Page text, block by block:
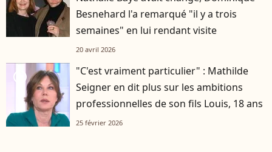
Besnehard l'a remarqué "il y a trois
semaines" en lui rendant visite
20 avril 2026
player2
"C'est vraiment particulier" : Mathilde
Seigner en dit plus sur les ambitions
professionnelles de son fils Louis, 18 ans
25 février 2026